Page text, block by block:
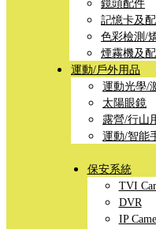
鏡頭配件
記憶卡及
色彩檢測/
煙霧機及
運動/戶外用品
運動光學/
太陽眼鏡
露營/行山
運動/智能
保安系統
TVI
DVR
IP